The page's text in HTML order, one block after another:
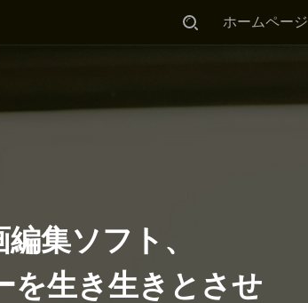
ホームページ
集ソフト、
を生き生きとさせ